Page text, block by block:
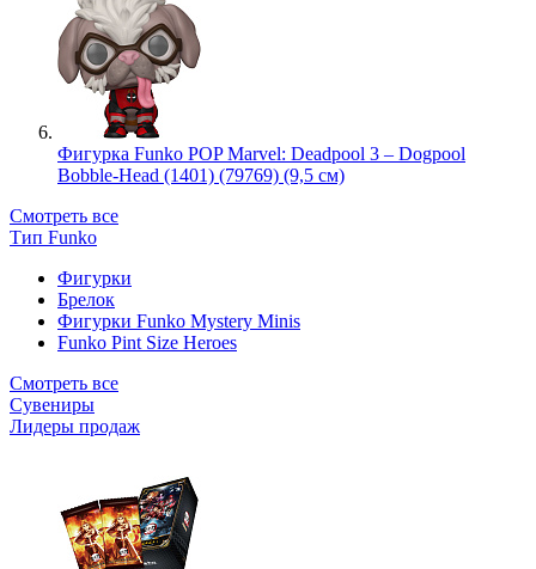
Фигурка Funko POP Marvel: Deadpool 3 – Dogpool
Bobble-Head (1401) (79769) (9,5 см)
Смотреть все
Тип Funko
Фигурки
Брелок
Фигурки Funko Mystery Minis
Funko Pint Size Heroes
Смотреть все
Сувениры
Лидеры продаж